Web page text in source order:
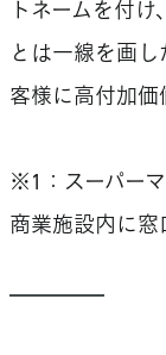
トネームを付
とは一線を画
客様に高付加価
※1：スーパー
商業施設内に窓